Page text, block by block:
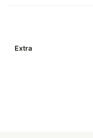
Extra